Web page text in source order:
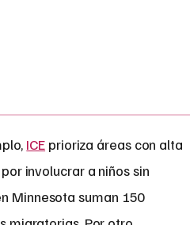
ICE prioriza áreas con alta
involucrar a niños sin
Minnesota suman 150